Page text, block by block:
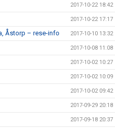
2017-10-22 18:42
2017-10-22 17:17
Åstorp – rese-info 2017-10-10 13:32
2017-10-08 11:08
2017-10-02 10:27
2017-10-02 10:09
2017-10-02 09:42
2017-09-29 20:18
2017-09-18 20:37